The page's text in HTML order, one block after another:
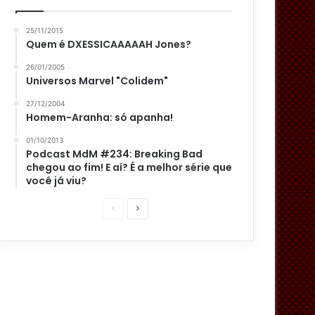
25/11/2015
Quem é DXESSICAAAAAH Jones?
26/01/2005
Universos Marvel "Colidem"
27/12/2004
Homem-Aranha: só apanha!
01/10/2013
Podcast MdM #234: Breaking Bad
chegou ao fim! E aí? É a melhor série que
você já viu?